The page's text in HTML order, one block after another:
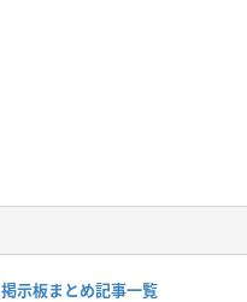
掲示板まとめ記事一覧